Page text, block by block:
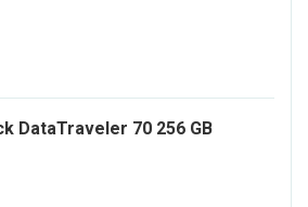
DataTraveler 70 256 GB